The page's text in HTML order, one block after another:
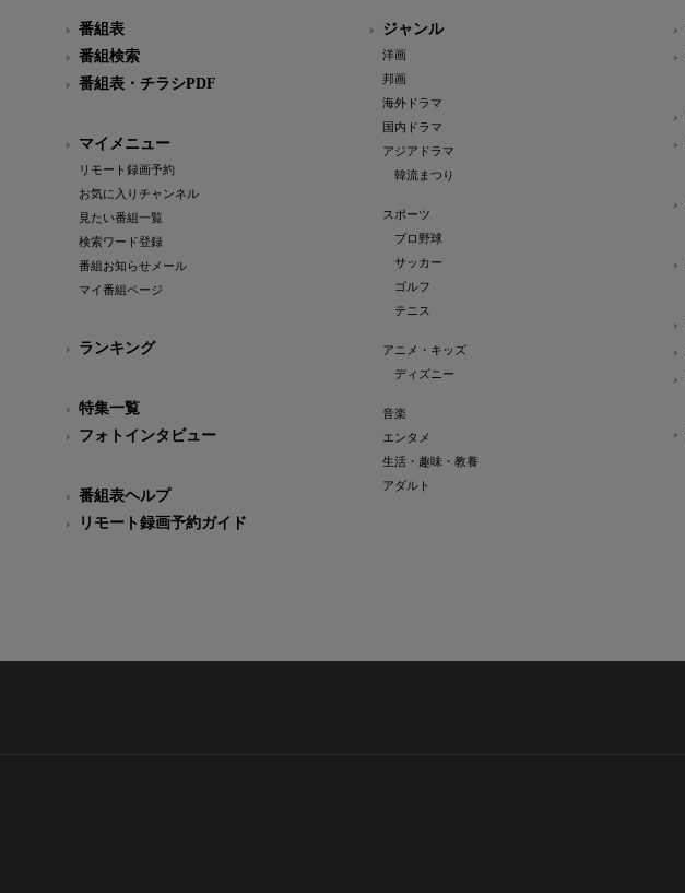
番組表
番組検索
番組表・チラシPDF
マイメニュー
リモート録画予約
お気に入りチャンネル
見たい番組一覧
検索ワード登録
番組お知らせメール
マイ番組ページ
ランキング
特集一覧
フォトインタビュー
番組表ヘルプ
リモート録画予約ガイド
ジャンル
洋画
邦画
海外ドラマ
国内ドラマ
アジアドラマ
韓流まつり
スポーツ
プロ野球
サッカー
ゴルフ
テニス
アニメ・キッズ
ディズニー
音楽
エンタメ
生活・趣味・教養
アダルト